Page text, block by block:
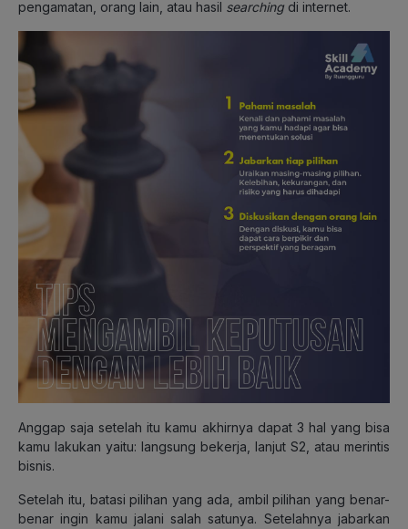
pengamatan, orang lain, atau hasil searching di internet.
Anggap saja setelah itu kamu akhirnya dapat 3 hal yang bisa
kamu lakukan yaitu: langsung bekerja, lanjut S2, atau merintis
bisnis.
Setelah itu, batasi pilihan yang ada, ambil pilihan yang benar-
benar ingin kamu jalani salah satunya. Setelahnya jabarkan